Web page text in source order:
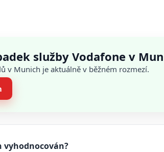
služby Vodafone v
v Munich je aktuálně v běžném rozmezí.
vyhodnocován?